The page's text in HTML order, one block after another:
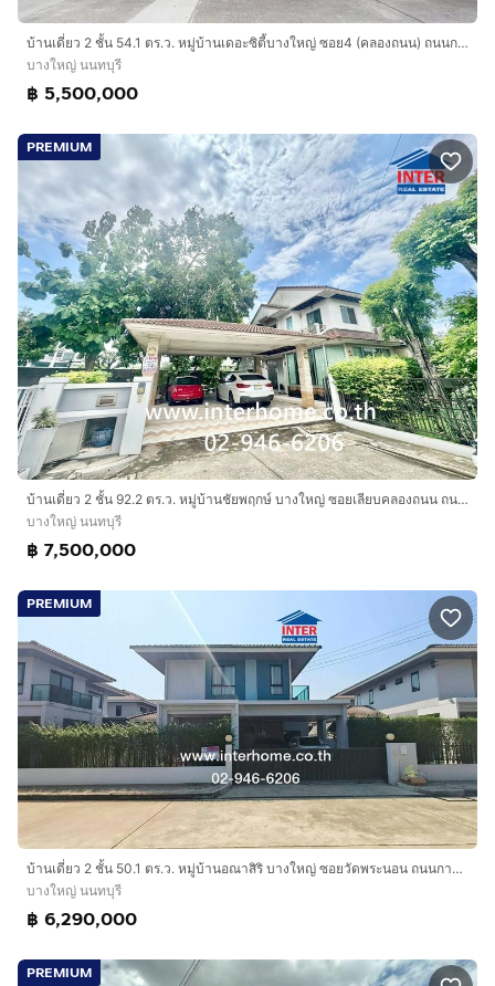
บ้านเดี่ยว 2 ชั้น 54.1 ตร.ว. หมู่บ้านเดอะซิตี้บางใหญ่ ซอย4 (คลองถนน) ถนนกาญจนาภิเษก ถนนคลองถนน บางใหญ่ นนทบุรี
บางใหญ่ นนทบุรี
฿ 5,500,000
PREMIUM
บ้านเดี่ยว 2 ชั้น 92.2 ตร.ว. หมู่บ้านชัยพฤกษ์ บางใหญ่ ซอยเลียบคลองถนน ถนนกาญจนาภิเษก ถนนจันทร์ทองเอื่อม บางใหญ่ นนทบุรี
บางใหญ่ นนทบุรี
฿ 7,500,000
PREMIUM
บ้านเดี่ยว 2 ชั้น 50.1 ตร.ว. หมู่บ้านอณาสิริ บางใหญ่ ซอยวัดพระนอน ถนนกาญจนาภิเษก ถนนทางหลวงพิเศษหมายเลข9 บางใหญ่ นนทบุรี
บางใหญ่ นนทบุรี
฿ 6,290,000
PREMIUM